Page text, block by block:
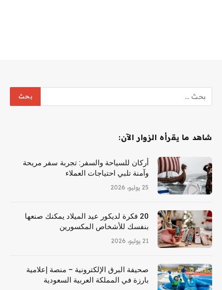
شاهد ما يقرأه الزوار الآن:
أركان للسياحة والسفر: تجربة سفر مريحة
وآمنة تلبي احتياجات العملاء
25 يوليو، 2026
20 فكرة لديكور عيد الميلاد يمكنك صنعها
بنفسك للأشخاص المكسورين
21 يوليو، 2026
صحيفة البرق الإلكترونية – منصة إعلامية
بارزة في المملكة العربية السعودية